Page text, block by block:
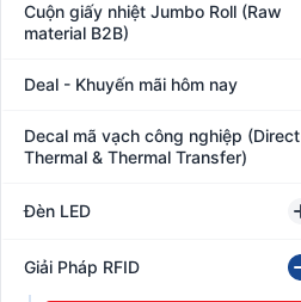
Cuộn giấy nhiệt Jumbo Roll (Raw
material B2B)
Deal - Khuyến mãi hôm nay
Decal mã vạch công nghiệp (Direct
Thermal & Thermal Transfer)
Đèn LED
Giải Pháp RFID